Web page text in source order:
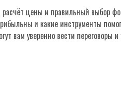
цены и правильный выбор
и какие инструменты
вам уверенно вести переговоры